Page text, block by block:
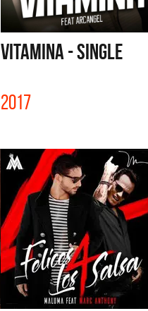
VITAMINA - SINGLE
2017